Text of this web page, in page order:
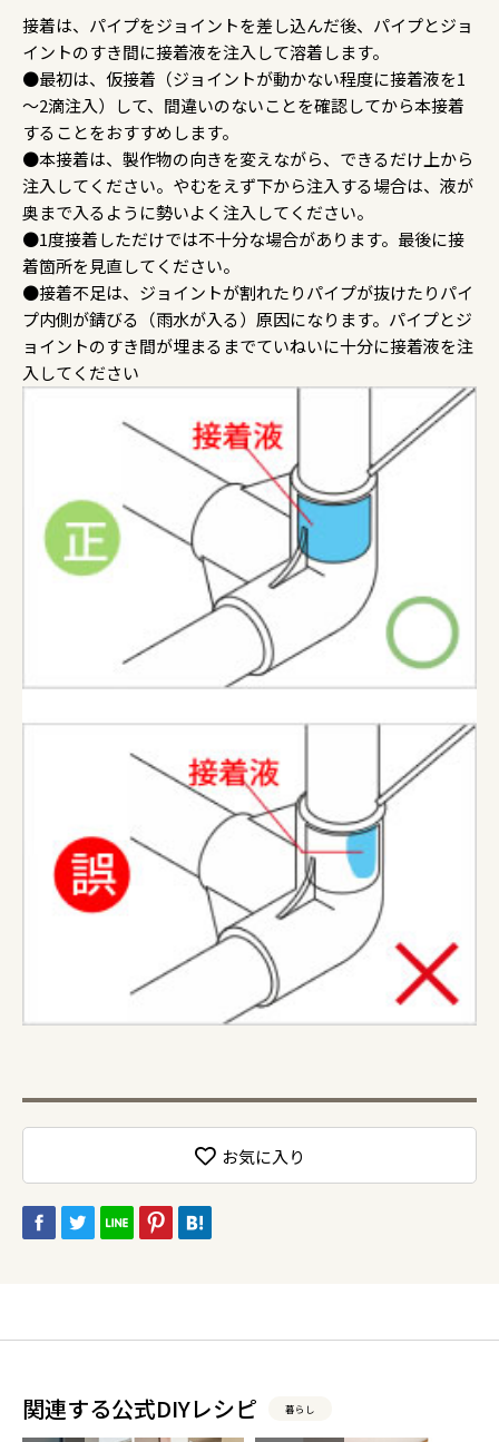
接着は、パイプをジョイントを差し込んだ後、パイプとジョ
イントのすき間に接着液を注入して溶着します。
●最初は、仮接着（ジョイントが動かない程度に接着液を1
～2滴注入）して、間違いのないことを確認してから本接着
することをおすすめします。
●本接着は、製作物の向きを変えながら、できるだけ上から
注入してください。やむをえず下から注入する場合は、液が
奥まで入るように勢いよく注入してください。
●1度接着しただけでは不十分な場合があります。最後に接
着箇所を見直してください。
●接着不足は、ジョイントが割れたりパイプが抜けたりパイ
プ内側が錆びる（雨水が入る）原因になります。パイプとジ
ョイントのすき間が埋まるまでていねいに十分に接着液を注
入してください
お気に入り
関連する公式DIYレシピ 暮らし